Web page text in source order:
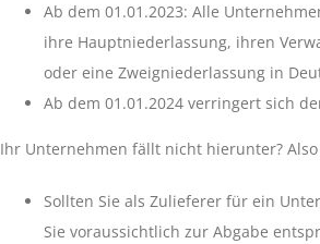
Ab dem 01.01.2023: Alle
ihre Hauptniederlassung, ihren
oder eine Zweigniederlassung in
Ab dem 01.01.2024 verringert sich
Ihr Unternehmen fällt nicht hierunter? Also
Sollten Sie als Zulieferer für ein
Sie voraussichtlich zur Abgabe